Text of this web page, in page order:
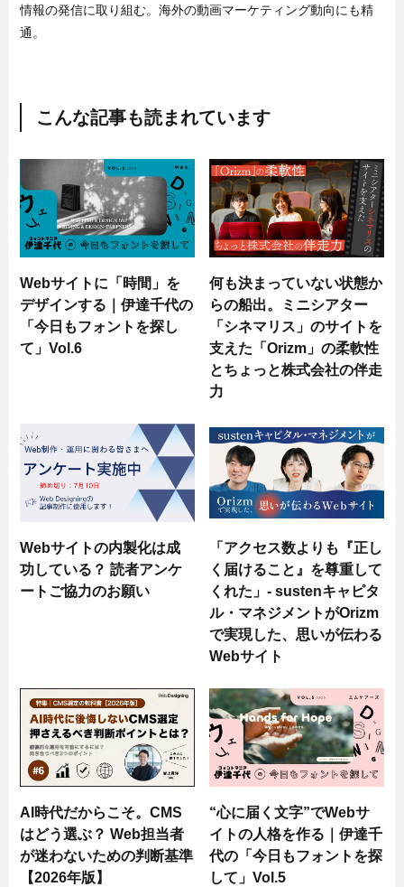
情報の発信に取り組む。海外の動画マーケティング動向にも精
通。
こんな記事も読まれています
Webサイトに「時間」を
デザインする｜伊達千代の
「今日もフォントを探し
て」Vol.6
何も決まっていない状態か
らの船出。ミニシアター
「シネマリス」のサイトを
支えた「Orizm」の柔軟性
とちょっと株式会社の伴走
力
Webサイトの内製化は成
功している？ 読者アンケ
ートご協力のお願い
「アクセス数よりも『正し
く届けること』を尊重して
くれた」- sustenキャピタ
ル・マネジメントがOrizm
で実現した、思いが伝わる
Webサイト
AI時代だからこそ。CMS
はどう選ぶ？ Web担当者
が迷わないための判断基準
【2026年版】
“心に届く文字”でWebサ
イトの人格を作る｜伊達千
代の「今日もフォントを探
して」Vol.5